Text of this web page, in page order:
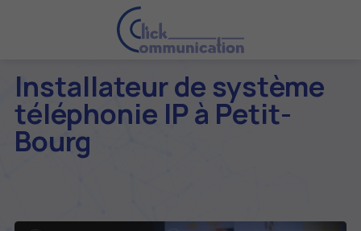
Installateur de système
téléphonie IP à Petit-
Bourg